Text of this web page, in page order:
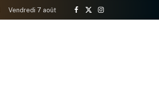
Vendredi 7 août
Facebook
X
Instagram